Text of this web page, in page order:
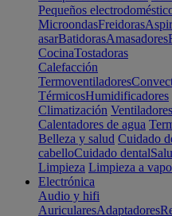
Pequeños
MicroondasFreidoras
asarBatidorasAmasadores
CocinaTostadoras
Calefacción
Termoventiladores
TérmicosHumidificadores
Climatización Ventiladores
Calentadores de agua
Belleza y salud Cuidado
cabelloCuidado dental
Limpieza Limpieza a
Electrónica
Audio y hifi
AuricularesAdaptadores